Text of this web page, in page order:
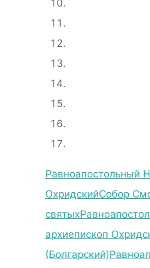
Равноапостольный
ОхридскийСобор
святых
архиепископ
(Болгарский)